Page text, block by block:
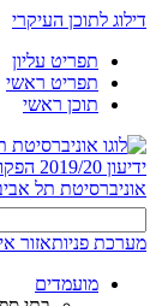
דילוג לתוכן העיקרי
תפריט עליון
תפריט ראשי
תוכן ראשי
ידיעון 2019/20
אוניברסיטת תל
מערכת פניותאזור
מועמדים